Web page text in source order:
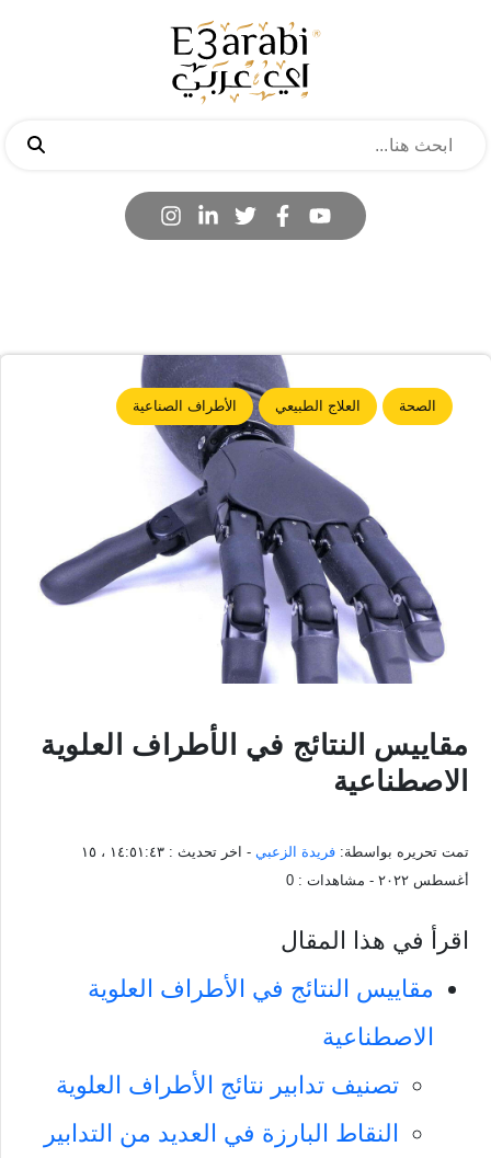
الصحة العلاج الطبيعي الأطراف الصناعية
مقاييس النتائج في الأطراف العلوية
الاصطناعية
تمت تحريره بواسطة: فريدة الزعبي - اخر تحديث :
١٤:٥١:٤٣ ، ١٥
أغسطس ٢٠٢٢
- مشاهدات : 0
اقرأ في هذا المقال
مقاييس النتائج في الأطراف العلوية
الاصطناعية
تصنيف تدابير نتائج الأطراف العلوية
النقاط البارزة في العديد من التدابير